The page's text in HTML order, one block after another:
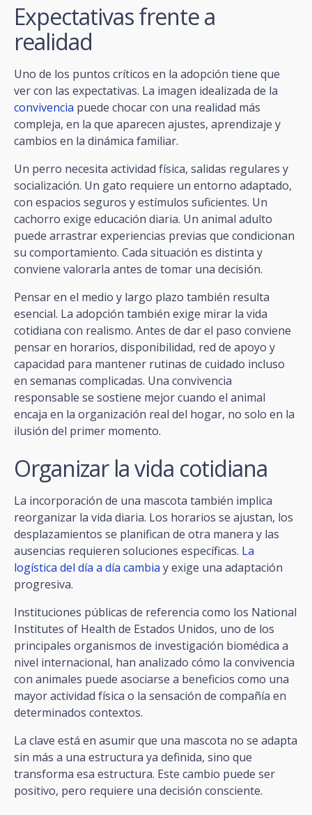
Expectativas frente a
realidad
Uno de los puntos críticos en la adopción tiene que
ver con las expectativas. La imagen idealizada de la
convivencia puede chocar con una realidad más
compleja, en la que aparecen ajustes, aprendizaje y
cambios en la dinámica familiar.
Un perro necesita actividad física, salidas regulares y
socialización. Un gato requiere un entorno adaptado,
con espacios seguros y estímulos suficientes. Un
cachorro exige educación diaria. Un animal adulto
puede arrastrar experiencias previas que condicionan
su comportamiento. Cada situación es distinta y
conviene valorarla antes de tomar una decisión.
Pensar en el medio y largo plazo también resulta
esencial. La adopción también exige mirar la vida
cotidiana con realismo. Antes de dar el paso conviene
pensar en horarios, disponibilidad, red de apoyo y
capacidad para mantener rutinas de cuidado incluso
en semanas complicadas. Una convivencia
responsable se sostiene mejor cuando el animal
encaja en la organización real del hogar, no solo en la
ilusión del primer momento.
Organizar la vida cotidiana
La incorporación de una mascota también implica
reorganizar la vida diaria. Los horarios se ajustan, los
desplazamientos se planifican de otra manera y las
ausencias requieren soluciones específicas. La
logística del día a día cambia y exige una adaptación
progresiva.
Instituciones públicas de referencia como los National
Institutes of Health de Estados Unidos, uno de los
principales organismos de investigación biomédica a
nivel internacional, han analizado cómo la convivencia
con animales puede asociarse a beneficios como una
mayor actividad física o la sensación de compañía en
determinados contextos.
La clave está en asumir que una mascota no se adapta
sin más a una estructura ya definida, sino que
transforma esa estructura. Este cambio puede ser
positivo, pero requiere una decisión consciente.